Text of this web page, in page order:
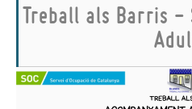
Treball als Barris -